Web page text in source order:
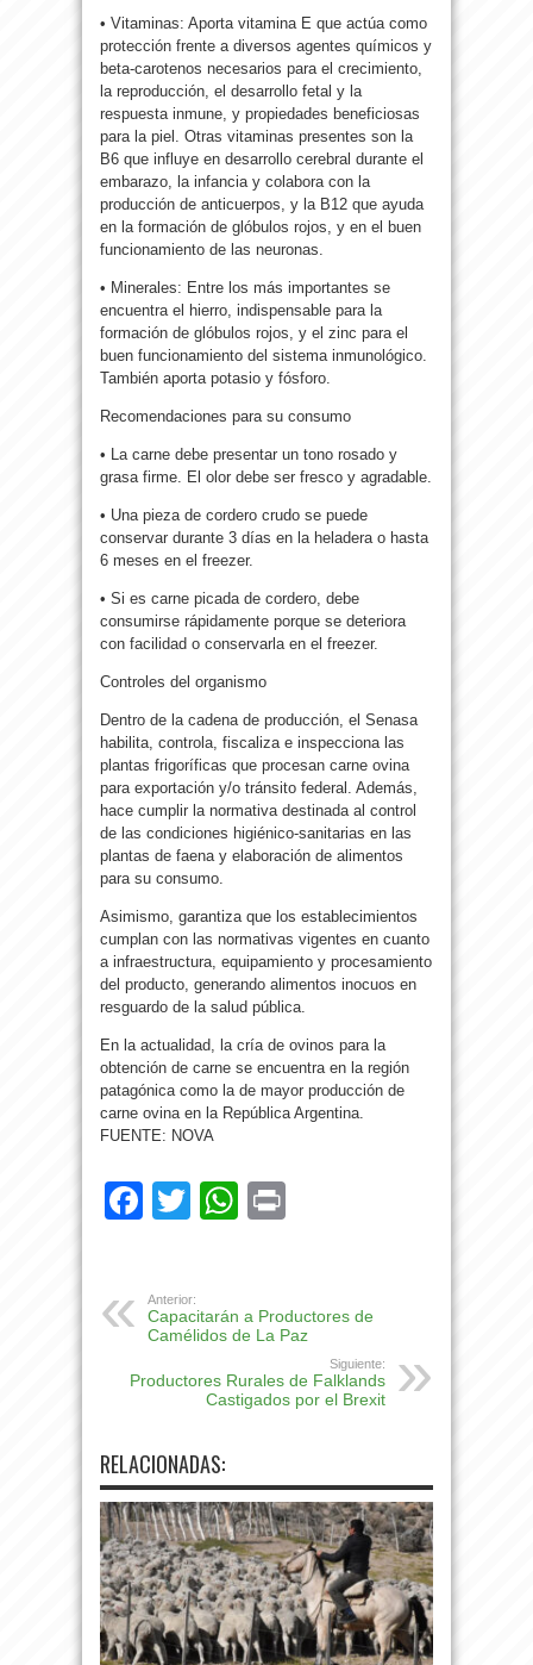
• Vitaminas: Aporta vitamina E que actúa como
protección frente a diversos agentes químicos y
beta-carotenos necesarios para el crecimiento,
la reproducción, el desarrollo fetal y la
respuesta inmune, y propiedades beneficiosas
para la piel. Otras vitaminas presentes son la
B6 que influye en desarrollo cerebral durante el
embarazo, la infancia y colabora con la
producción de anticuerpos, y la B12 que ayuda
en la formación de glóbulos rojos, y en el buen
funcionamiento de las neuronas.
• Minerales: Entre los más importantes se
encuentra el hierro, indispensable para la
formación de glóbulos rojos, y el zinc para el
buen funcionamiento del sistema inmunológico.
También aporta potasio y fósforo.
Recomendaciones para su consumo
• La carne debe presentar un tono rosado y
grasa firme. El olor debe ser fresco y agradable.
• Una pieza de cordero crudo se puede
conservar durante 3 días en la heladera o hasta
6 meses en el freezer.
• Si es carne picada de cordero, debe
consumirse rápidamente porque se deteriora
con facilidad o conservarla en el freezer.
Controles del organismo
Dentro de la cadena de producción, el Senasa
habilita, controla, fiscaliza e inspecciona las
plantas frigoríficas que procesan carne ovina
para exportación y/o tránsito federal. Además,
hace cumplir la normativa destinada al control
de las condiciones higiénico-sanitarias en las
plantas de faena y elaboración de alimentos
para su consumo.
Asimismo, garantiza que los establecimientos
cumplan con las normativas vigentes en cuanto
a infraestructura, equipamiento y procesamiento
del producto, generando alimentos inocuos en
resguardo de la salud pública.
En la actualidad, la cría de ovinos para la
obtención de carne se encuentra en la región
patagónica como la de mayor producción de
carne ovina en la República Argentina.
FUENTE: NOVA
Facebook
TwitterWhatsApp
Anterior:
Capacitarán a Productores de
Camélidos de La Paz
Siguiente:
Productores Rurales de Falklands
Castigados por el Brexit
RELACIONADAS: